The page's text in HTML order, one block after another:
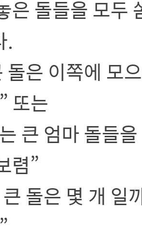
은 돌들을 모두
.
돌은 이쪽에 모
또는
큰 엄마 돌들
렴”
돌은 몇 개 일